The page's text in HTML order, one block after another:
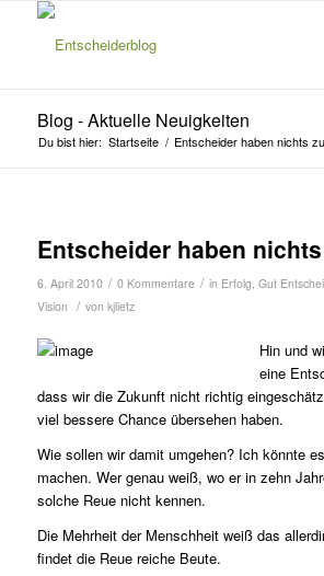
Blog - Aktuelle Neuigkeiten
Du bist hier: Startseite / Entscheider haben nichts
Entscheider haben
6. April 2010 / 0 Kommentare / in Erfolg, Gut
Vision / von kjlietz
Hin und
eine
dass wir die Zukunft nicht richtig
viel bessere Chance übersehen haben.
Wie sollen wir damit umgehen? Ich könnte
machen. Wer genau weiß, wo er in zehn
solche Reue nicht kennen.
Die Mehrheit der Menschheit weiß das
findet die Reue reiche Beute.